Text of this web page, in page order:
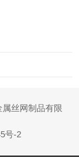
丝网制品有限
号-2